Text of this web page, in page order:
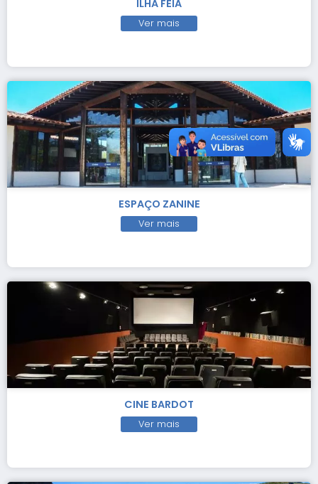
ILHA FEIA
Ver mais
ESPAÇO ZANINE
Ver mais
CINE BARDOT
Ver mais